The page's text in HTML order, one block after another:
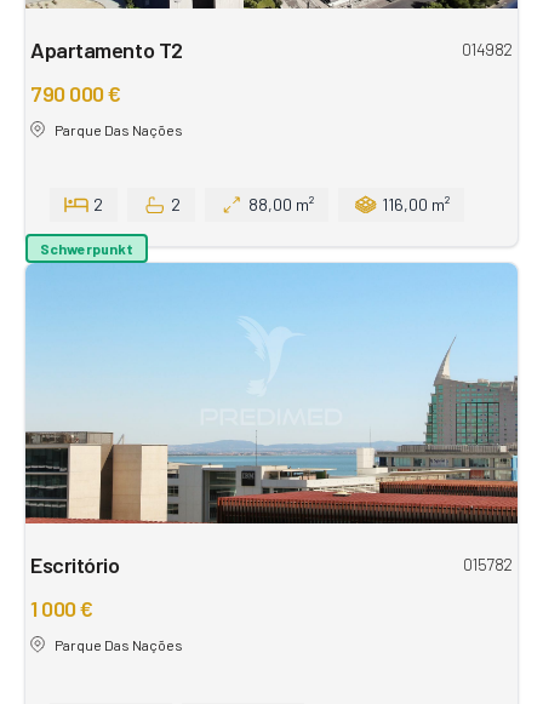
Apartamento T2 014982
790 000 €
Parque Das Nações
2 2 88,00 m² 116,00 m²
Schwerpunkt
Escritório 015782
1 000 €
Parque Das Nações